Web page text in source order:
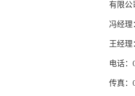
有限公
冯经理
王经理
电话：
传真：